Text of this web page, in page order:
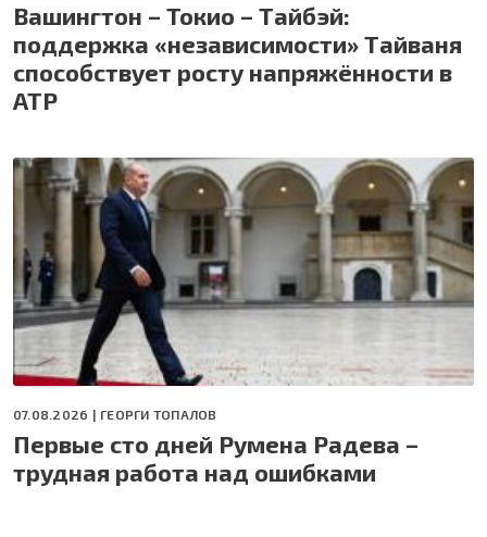
Вашингтон – Токио – Тайбэй:
поддержка «независимости» Тайваня
способствует росту напряжённости в
АТР
07.08.2026 | ГЕОРГИ ТОПАЛОВ
Первые сто дней Румена Радева –
трудная работа над ошибками